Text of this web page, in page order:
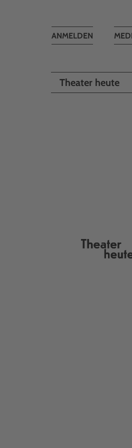
Toggle
ANMELDEN
Theater heute